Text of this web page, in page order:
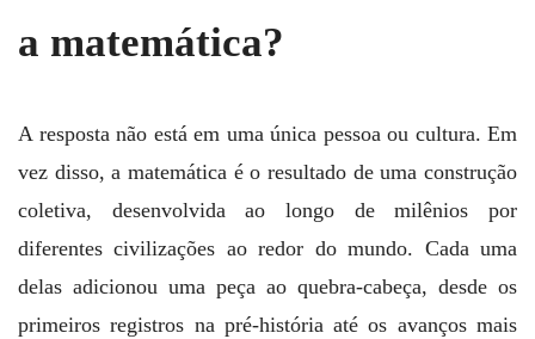
a matemática?
A resposta não está em uma única pessoa ou cultura. Em
vez disso, a matemática é o resultado de uma construção
coletiva, desenvolvida ao longo de milênios por
diferentes civilizações ao redor do mundo. Cada uma
delas adicionou uma peça ao quebra-cabeça, desde os
primeiros registros na pré-história até os avanços mais